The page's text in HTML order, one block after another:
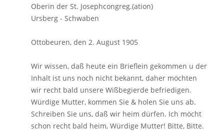
Oberin der St. Josephcongreg.(ation)
Ursberg - Schwaben
Ottobeuren, den 2. August 1905
Wir wissen, daß heute ein Brieflein gekommen u der
Inhalt ist uns noch nicht bekannt, daher möchten
wir recht bald unsere Wißbegierde befriedigen.
Würdige Mutter, kommen Sie & holen Sie uns ab.
Schreiben Sie uns, daß wir heim dürfen. Ich möcht
schon recht bald heim, Würdige Mutter! Bitte, Bitte.